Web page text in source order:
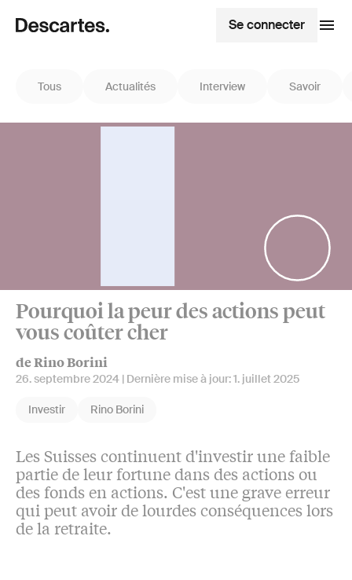
Se connecter
Tous Actualités Interview Savoir
Pourquoi la peur des actions peut
vous coûter cher
de Rino Borini
26. septembre 2024 | Dernière mise à jour:1. juillet 2025
Investir Rino Borini
Les Suisses continuent d'investir une faible
partie de leur fortune dans des actions ou
des fonds en actions. C'est une grave erreur
qui peut avoir de lourdes conséquences lors
de la retraite.